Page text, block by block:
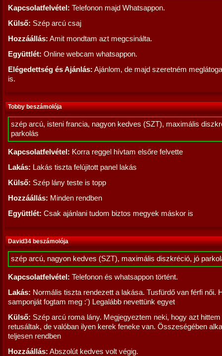
Kapcsolatfelvétel: Telefonon majd Whatsappon.
Külső: Szép arcú csaj
Hozzáállás: Amit mondtam azt megcsinálta.
Együttlét: Online webcam whatsappon.
Elégedettség és Ajánlás: Ajánlom, de majd szeretném
is.
Tobby beszámolója
szép arcú, isteni francia, nagyon kedves (SZT), maximális
parkolás
Kapcsolatfelvétel: Korra reggel hívtam elsőre felvette
Lakás: Lakás tiszta felújitott panel lakás
Külső: Szép lány teste is topp
Hozzáállás: Minden rendben
Együttlét: Csak ajánlani tudom biztos megyek máskor is
David34 beszámolója
szép arcú, nagyon kedves (SZT), maximális diszkréció, jó
Kapcsolatfelvétel: Telefonon és whatsappon történt.
Lakás: Normális tiszta rendezett a lakása. Tusfürdő van férfi női.
samponját fogtam meg :') Legalább nevettünk egyet
Külső: Szép arcú roma lány. Megjegyeztem neki, hogy azt
retusáltak, de valóban ilyen kerek feneke van. Összeségében
teljesen rendben
Hozzáállás: Abszolút kedves volt végig.